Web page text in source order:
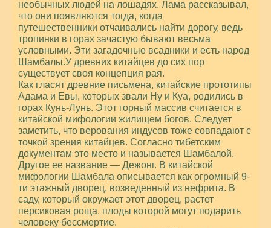
необычных людей на лошадях. Лама рассказывал,
что они появляются тогда, когда
путешественники отчаивались найти дорогу, ведь
тропинки в горах зачастую бывают весьма
условными. Эти загадочные всадники и есть народ
Шамбалы.У древних китайцев до сих пор
существует своя концепция рая.
Как гласят древние письмена, китайские прототипы
Адама и Евы, которых звали Ну и Куа, родились в
горах Кунь-Лунь. Этот горный массив считается в
китайской мифологии жилищем богов. Следует
заметить, что верования индусов тоже совпадают с
точкой зрения китайцев. Согласно тибетским
документам это место и называется Шамбалой.
Другое ее название — Дежонг. В китайской
мифологии Шамбала описывается как огромный 9-
ти этажный дворец, возведенный из нефрита. В
саду, который окружает этот дворец, растет
персиковая роща, плоды которой могут подарить
человеку бессмертие.